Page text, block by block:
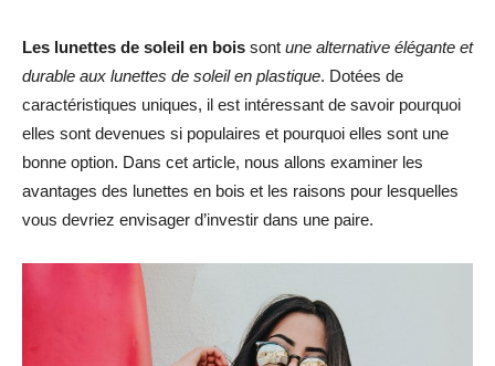
Les lunettes de soleil en bois sont une alternative élégante et
durable aux lunettes de soleil en plastique. Dotées de
caractéristiques uniques, il est intéressant de savoir pourquoi
elles sont devenues si populaires et pourquoi elles sont une
bonne option. Dans cet article, nous allons examiner les
avantages des lunettes en bois et les raisons pour lesquelles
vous devriez envisager d’investir dans une paire.